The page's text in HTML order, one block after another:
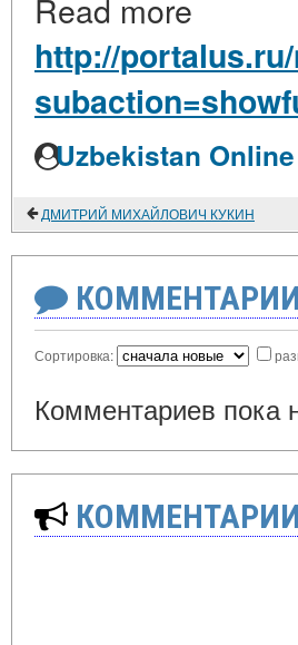
Read more
http://
Uzbekistan Online
ДМИТРИЙ МИХАЙЛОВИЧ КУКИН
Сортировка:
Комментариев пока